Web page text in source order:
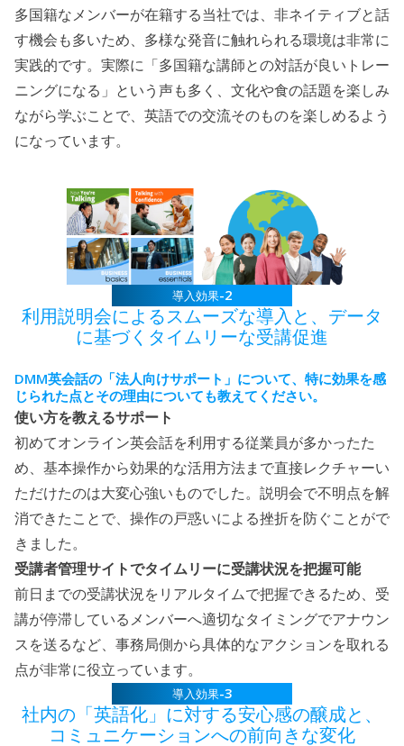
多国籍なメンバーが在籍する当社では、非ネイティブと話
す機会も多いため、多様な発音に触れられる環境は非常に
実践的です。実際に「多国籍な講師との対話が良いトレー
ニングになる」という声も多く、文化や食の話題を楽しみ
ながら学ぶことで、英語での交流そのものを楽しめるよう
になっています。
導入効果-2
利用説明会によるスムーズな導入と、 データ
に基づくタイムリーな受講促進
DMM英会話の「法人向けサポート」について、特に効果を感
じられた点とその理由についても教えてください。
使い方を教えるサポート
初めてオンライン英会話を利用する従業員が多かったた
め、基本操作から効果的な活用方法まで直接レクチャーい
ただけたのは大変心強いものでした。説明会で不明点を解
消できたことで、操作の戸惑いによる挫折を防ぐことがで
きました。
受講者管理サイトでタイムリーに受講状況を把握可能
前日までの受講状況をリアルタイムで把握できるため、受
講が停滞しているメンバーへ適切なタイミングでアナウン
スを送るなど、事務局側から具体的なアクションを取れる
点が非常に役立っています。
導入効果-3
社内の「英語化」に対する安心感の醸成と、
コミュニケーションへの前向きな変化